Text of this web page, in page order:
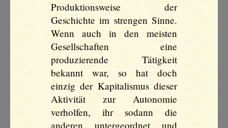
Produktionsweise der
Geschichte im strengen Sinne.
Wenn auch in den meisten
Gesellschaften eine
produzierende Tätigkeit
bekannt war, so hat doch
einzig der Kapitalismus dieser
Aktivität zur Autonomie
verholfen, ihr sodann die
anderen untergeordnet und